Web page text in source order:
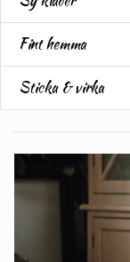
Fint hemma
Sticka & virka